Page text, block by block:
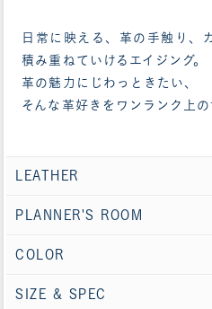
日常に映える、革の手触り、
積み重ねていけるエイジング。
革の魅力にじわっときたい、
そんな革好きをワンランク上の
LEATHER
PLANNER'S ROOM
COLOR
SIZE & SPEC